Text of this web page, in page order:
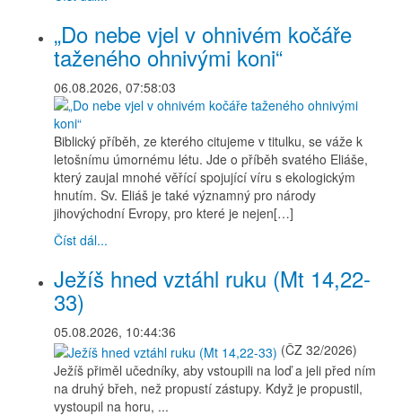
„Do nebe vjel v ohnivém kočáře
taženého ohnivými koni“
06.08.2026, 07:58:03
Biblický příběh, ze kterého citujeme v titulku, se váže k
letošnímu úmornému létu. Jde o příběh svatého Eliáše,
který zaujal mnohé věřící spojující víru s ekologickým
hnutím. Sv. Eliáš je také významný pro národy
jihovýchodní Evropy, pro které je nejen[…]
Číst dál...
Ježíš hned vztáhl ruku (Mt 14,22-
33)
05.08.2026, 10:44:36
(ČZ 32/2026)
Ježíš přiměl učedníky, aby vstoupili na loď a jeli před ním
na druhý břeh, než propustí zástupy. Když je propustil,
vystoupil na horu, ...